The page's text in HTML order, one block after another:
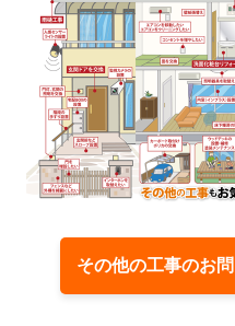
その他の工事のお